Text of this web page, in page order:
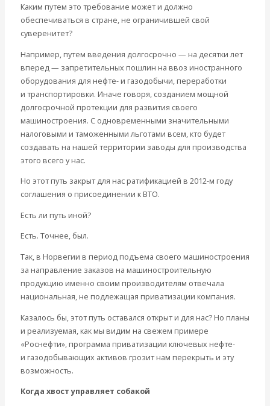
Каким путем это требование может и должно
обеспечиваться в стране, не ограничившей свой
суверенитет?
Например, путем введения долгосрочно — на десятки лет
вперед — запретительных пошлин на ввоз иностранного
оборудования для нефте- и газодобычи, переработки
и транспортировки. Иначе говоря, созданием мощной
долгосрочной протекции для развития своего
машиностроения. С одновременными значительными
налоговыми и таможенными льготами всем, кто будет
создавать на нашей территории заводы для производства
этого всего у нас.
Но этот путь закрыт для нас ратификацией в 2012-м году
соглашения о присоединении к ВТО.
Есть ли путь иной?
Есть. Точнее, был.
Так, в Норвегии в период подъема своего машиностроения
за направление заказов на машиностроительную
продукцию именно своим производителям отвечала
национальная, не подлежащая приватизации компания.
Казалось бы, этот путь оставался открыт и для нас? Но планы
и реализуемая, как мы видим на свежем примере
«Роснефти», программа приватизации ключевых нефте-
и газодобывающих активов грозит нам перекрыть и эту
возможность.
Когда хвост управляет собакой